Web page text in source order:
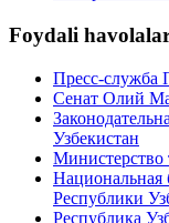
Foydali
Пресс-служба
Сенат Олий
Узбекистан
Министерство
Национальная
Республики
Республика